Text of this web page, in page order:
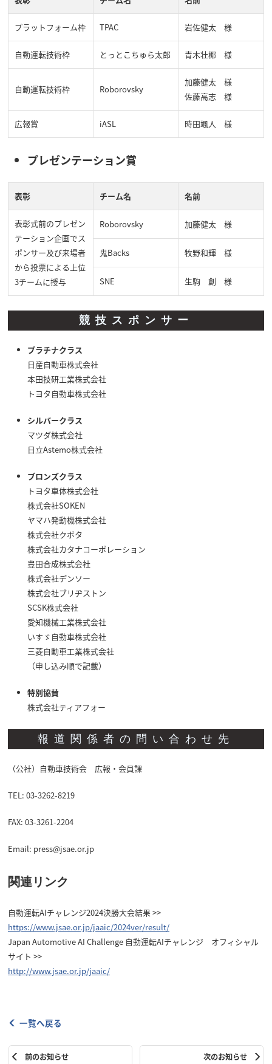
プラットフォーム枠 TPAC 岩佐健太 様
自動運転技術枠 とっとこちゅら太郎 青木壮椰 様
自動運転技術枠 Roborovsky
加藤健太 様
佐藤高志 様
広報賞 iASL 時田颯人 様
プレゼンテーション賞
表彰 チーム名 名前
表彰式前のプレゼン
テーション企画でス
ポンサー及び来場者
から投票による上位
3チームに授与
Roborovsky 加藤健太 様
鬼Backs 牧野和輝 様
SNE 生駒 創 様
競技スポンサー
プラチナクラス
日産自動車株式会社
本田技研工業株式会社
トヨタ自動車株式会社
シルバークラス
マツダ株式会社
日立Astemo株式会社
ブロンズクラス
トヨタ車体株式会社
株式会社SOKEN
ヤマハ発動機株式会社
株式会社クボタ
株式会社カタナコーポレーション
豊田合成株式会社
株式会社デンソー
株式会社ブリヂストン
SCSK株式会社
愛知機械工業株式会社
いすゞ自動車株式会社
三菱自動車工業株式会社
（申し込み順で記載）
特別協賛
株式会社ティアフォー
報道関係者の問い合わせ先
（公社）自動車技術会 広報・会員課
TEL: 03-3262-8219
FAX: 03-3261-2204
Email: press@jsae.or.jp
関連リンク
自動運転AIチャレンジ2024決勝大会結果 >>
https://www.jsae.or.jp/jaaic/2024ver/result/
Japan Automotive AI Challenge 自動運転AIチャレンジ オフィシャル
サイト >>
http://www.jsae.or.jp/jaaic/
一覧へ戻る
前のお知らせ 次のお知らせ